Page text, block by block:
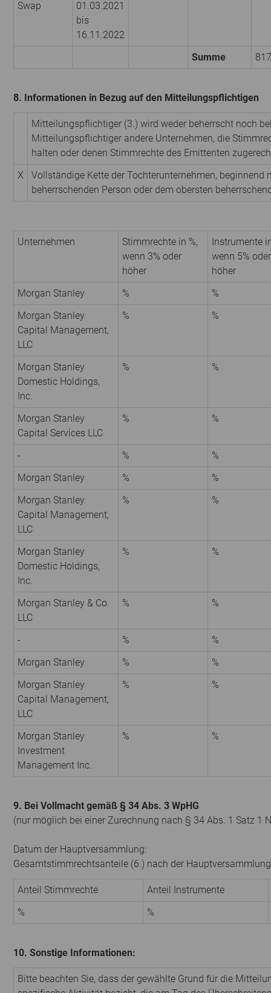
Swap
01.03.2021
bis
16.11.2022
Summe
8. Informationen in Bezug auf den Mitteilungspflichtigen
Mitteilungspflichtiger (3.) wird weder beherrscht noch
Mitteilungspflichtiger andere Unternehmen, die
halten oder denen Stimmrechte des Emittenten
X
Vollständige Kette der Tochterunternehmen, beginnend
beherrschenden Person oder dem obersten
Unternehmen
Stimmrechte in %,
wenn 3% oder
höher
Instrumente
wenn 5% oder
höher
Morgan Stanley
%
%
Morgan Stanley
Capital Management,
LLC
% %
Morgan Stanley
Domestic Holdings,
Inc.
% %
Morgan Stanley
Capital Services LLC
% %
- %
%
Morgan Stanley
%
%
Morgan Stanley
Capital Management,
LLC
% %
Morgan Stanley
Domestic Holdings,
Inc.
% %
Morgan Stanley & Co.
LLC
% %
- %
%
Morgan Stanley
%
%
Morgan Stanley
Capital Management,
LLC
% %
Morgan Stanley
Investment
Management Inc.
% %
9. Bei Vollmacht gemäß § 34 Abs. 3 WpHG
(nur möglich bei einer Zurechnung nach § 34 Abs. 1 Satz 1
Datum der Hauptversammlung:
Gesamtstimmrechtsanteile (6.) nach der
Anteil Stimmrechte
Anteil Instrumente
%
%
10. Sonstige Informationen:
Bitte beachten Sie, dass der gewählte Grund für die